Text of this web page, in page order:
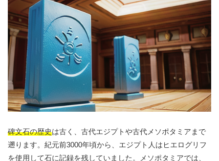
碑文石の歴史は古く、古代エジプトや古代メソポタミアまで
遡ります。紀元前3000年頃から、エジプト人はヒエログリフ
を使用して石に記録を残していました。メソポタミアでは、